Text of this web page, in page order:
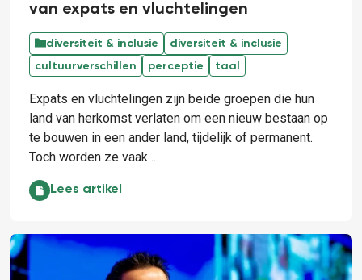
van expats en vluchtelingen
diversiteit & inclusie
diversiteit & inclusie
cultuurverschillen
perceptie taal
Expats en vluchtelingen zijn beide groepen die hun
land van herkomst verlaten om een nieuw bestaan op
te bouwen in een ander land, tijdelijk of permanent.
Toch worden ze vaak…
Meer dan labels: de sociale perceptie van expats
Lees artikel